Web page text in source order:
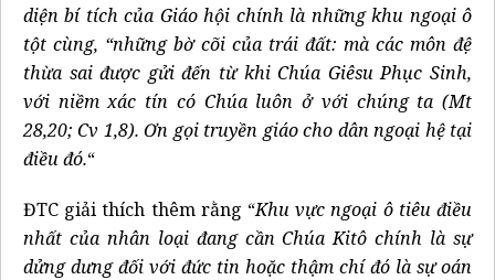
diện bí tích của Giáo hội chính là những khu ngoại ô
tột cùng, “những bờ cõi của trái đất: mà các môn đệ
thừa sai được gửi đến từ khi Chúa Giêsu Phục Sinh,
với niềm xác tín có Chúa luôn ở với chúng ta (Mt
28,20; Cv 1,8). Ơn gọi truyền giáo cho dân ngoại hệ tại
điều đó.“
ĐTC giải thích thêm rằng “Khu vực ngoại ô tiêu điều
nhất của nhân loại đang cần Chúa Kitô chính là sự
dửng dưng đối với đức tin hoặc thậm chí đó là sự oán